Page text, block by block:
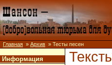
Главная » Архив » Тесты песен
Информация